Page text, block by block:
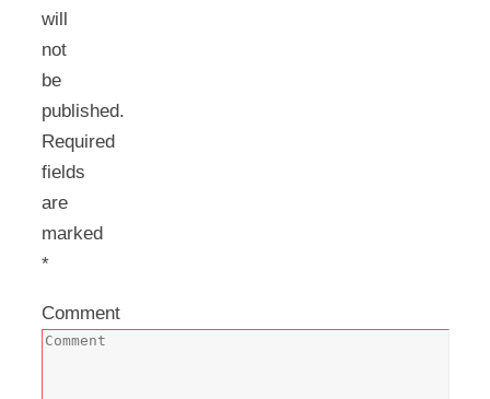
will
not
be
published.
Required
fields
are
marked
*
Comment